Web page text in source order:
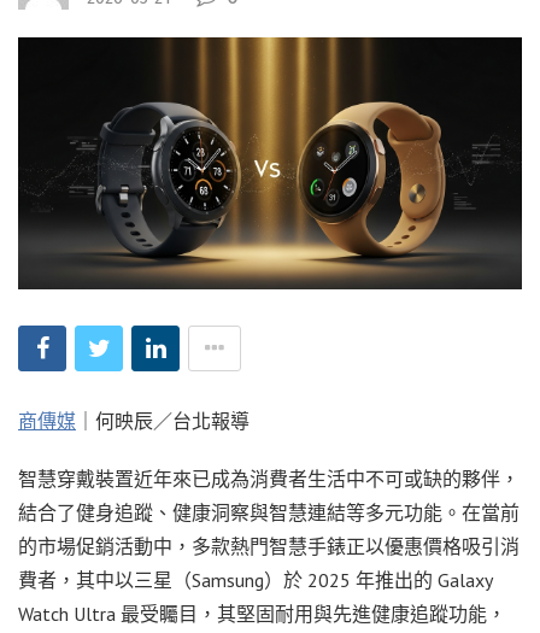
商傳媒 ｜何映辰／台北報導
智慧穿戴裝置近年來已成為消費者生活中不可或缺的夥伴，
結合了健身追蹤、健康洞察與智慧連結等多元功能。在當前
的市場促銷活動中，多款熱門智慧手錶正以優惠價格吸引消
費者，其中以三星（Samsung）於 2025 年推出的 Galaxy
Watch Ultra 最受矚目，其堅固耐用與先進健康追蹤功能，